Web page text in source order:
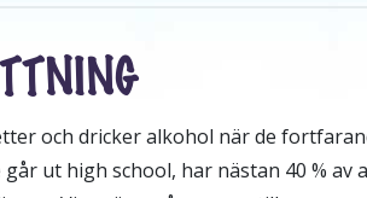
och dricker alkohol när de
går ut high school, har nästan 40 % av